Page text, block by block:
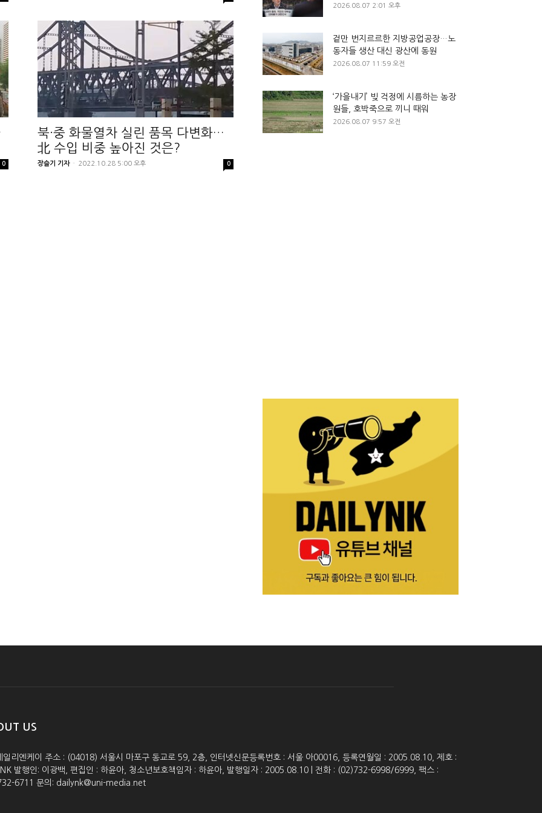
0
북·중 화물열차 실린 품목 다변화…
北 수입 비중 높아진 것은?
장슬기 기자 - 2022.10.28 5:00 오후 0
2026.08.07 2:01 오후
겉만 번지르르한 지방공업공장…노
동자들 생산 대신 광산에 동원
2026.08.07 11:59 오전
‘가을내기’ 빚 걱정에 시름하는 농장
원들, 호박죽으로 끼니 때워
2026.08.07 9:57 오전
US
일리엔케이 주소 : (04018) 서울시 마포구 동교로 59, 2층, 인터넷신문등록번호 : 서울 아00016, 등록연월일 : 2005.08.10, 제호 :
발행인: 이광백, 편집인 : 하윤아, 청소년보호책임자 : 하윤아, 발행일자 : 2005.08.10 | 전화 : (02)732-6998/6999, 팩스 :
6711 문의: dailynk@uni-media.net